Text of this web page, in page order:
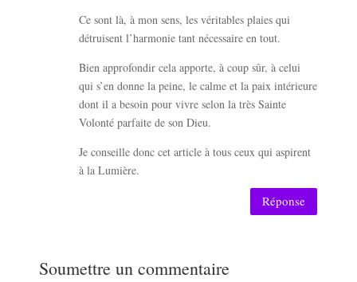
Ce sont là, à mon sens, les véritables plaies qui
détruisent l’harmonie tant nécessaire en tout.
Bien approfondir cela apporte, à coup sûr, à celui
qui s’en donne la peine, le calme et la paix intérieure
dont il a besoin pour vivre selon la très Sainte
Volonté parfaite de son Dieu.
Je conseille donc cet article à tous ceux qui aspirent
à la Lumière.
Réponse
Soumettre un commentaire